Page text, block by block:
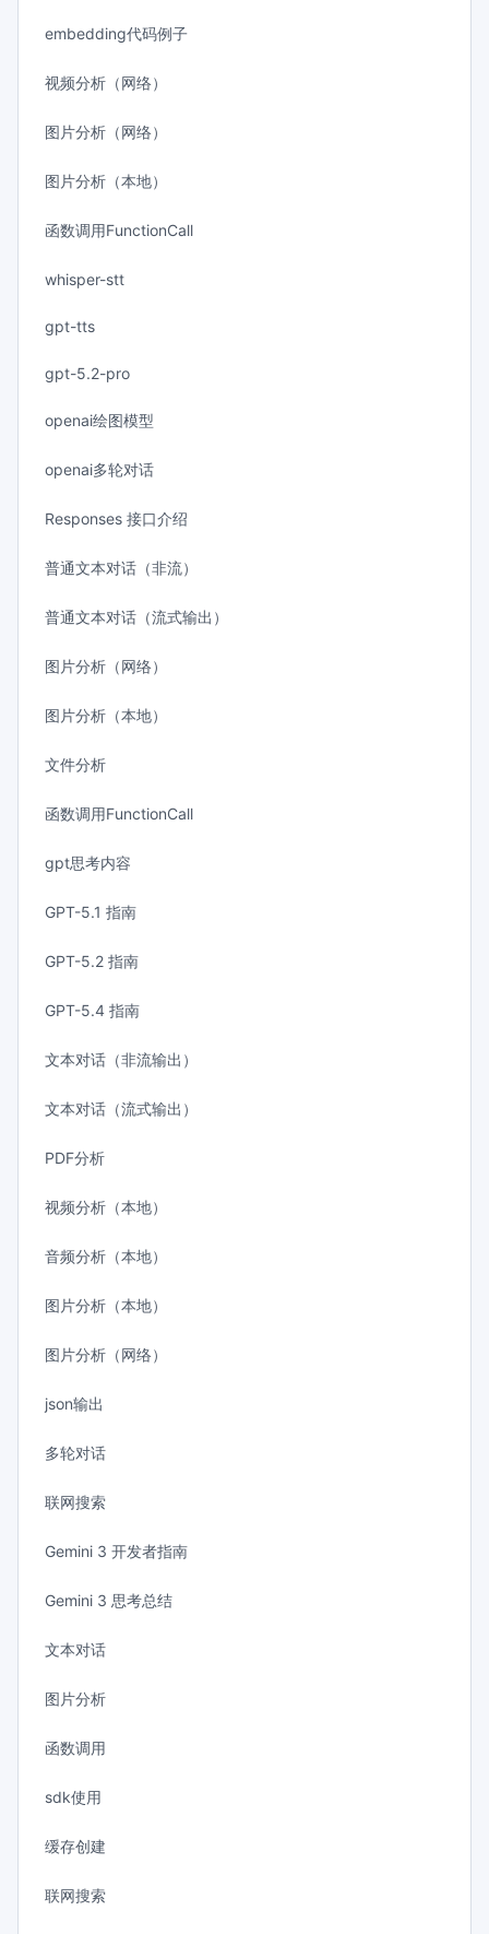
embedding代码例子
视频分析（网络）
图片分析（网络）
图片分析（本地）
函数调用FunctionCall
whisper-stt
gpt-tts
gpt-5.2-pro
openai绘图模型
openai多轮对话
Responses 接口介绍
普通文本对话（非流）
普通文本对话（流式输出）
图片分析（网络）
图片分析（本地）
文件分析
函数调用FunctionCall
gpt思考内容
GPT-5.1 指南
GPT-5.2 指南
GPT-5.4 指南
文本对话（非流输出）
文本对话（流式输出）
PDF分析
视频分析（本地）
音频分析（本地）
图片分析（本地）
图片分析（网络）
json输出
多轮对话
联网搜索
Gemini 3 开发者指南
Gemini 3 思考总结
文本对话
图片分析
函数调用
sdk使用
缓存创建
联网搜索